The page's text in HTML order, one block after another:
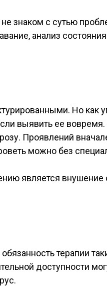
знаком с сутью
анализ
Но как
выявить ее
Проявлений
можно без
является внушение
терапии
доступности